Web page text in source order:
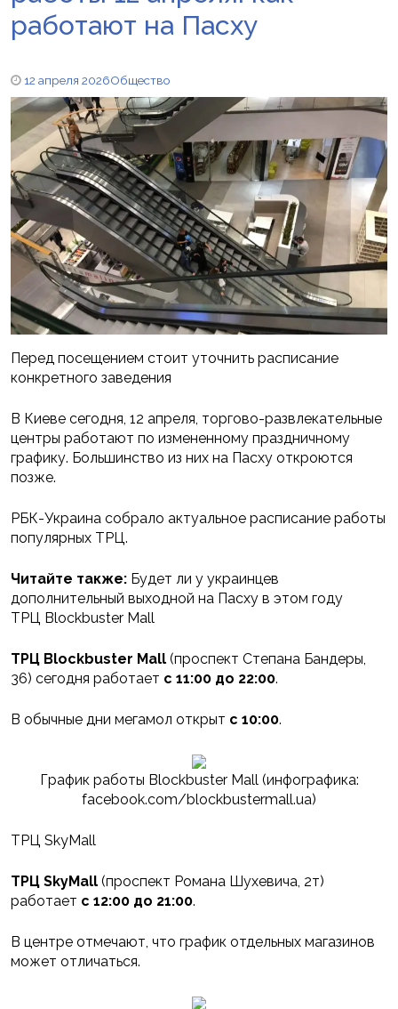
работают на Пасху
12 апреля 2026Общество
Перед посещением стоит уточнить расписание
конкретного заведения
В Киеве сегодня, 12 апреля, торгово-развлекательные
центры работают по измененному праздничному
графику. Большинство из них на Пасху откроются
позже.
РБК-Украина собрало актуальное расписание работы
популярных ТРЦ.
Читайте также: Будет ли у украинцев
дополнительный выходной на Пасху в этом году
ТРЦ Blockbuster Mall
ТРЦ Blockbuster Mall (проспект Степана Бандеры,
36) сегодня работает с 11:00 до 22:00.
В обычные дни мегамол открыт с 10:00.
График работы Blockbuster Mall (инфографика:
facebook.com/blockbustermall.ua)
ТРЦ SkyMall
ТРЦ SkyMall (проспект Романа Шухевича, 2т)
работает с 12:00 до 21:00.
В центре отмечают, что график отдельных магазинов
может отличаться.